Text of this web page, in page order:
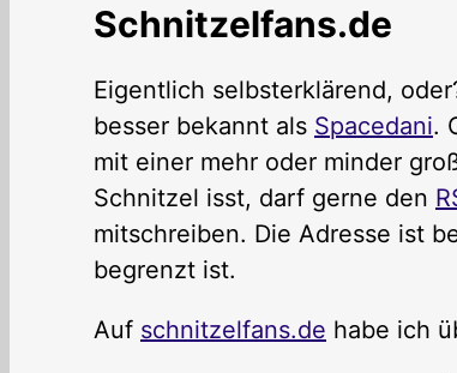
Schnitzelfans.de
Eigentlich selbsterklärend,
besser bekannt als Spacedani.
mit einer mehr oder minder
Schnitzel isst, darf gerne den
mitschreiben. Die Adresse ist
begrenzt ist.
Auf schnitzelfans.de habe ich